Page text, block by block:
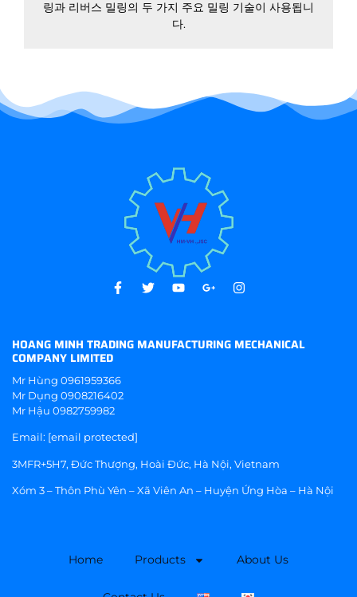
링과 리버스 밀링의 두 가지 주요 밀링 기술이 사용됩니
다.
HOANG MINH TRADING MANUFACTURING MECHANICAL
COMPANY LIMITED
Mr Hùng 0961959366
Mr Dụng 0908216402
Mr Hậu 0982759982
Email: [email protected]
3MFR+5H7, Đức Thượng, Hoài Đức, Hà Nội, Vietnam
Xóm 3 – Thôn Phù Yên – Xã Viên An – Huyện Ứng Hòa – Hà Nội
Home Products About Us